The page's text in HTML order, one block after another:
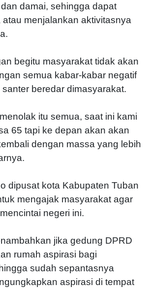
damai, sehingga dapat
atau menjalankan aktivitasnya
begitu masyarakat tidak akan
semua kabar-kabar negatif
beredar dimasyarakat.
itu semua, saat ini kami
65 tapi ke depan akan akan
dengan massa yang lebih
dipusat kota Kabupaten Tuban
mengajak masyarakat agar
negeri ini.
jika gedung DPRD
rumah aspirasi bagi
sudah sepantasnya
aspirasi di tempat